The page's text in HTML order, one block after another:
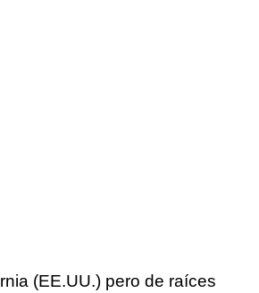
(EE.UU.) pero de raíces